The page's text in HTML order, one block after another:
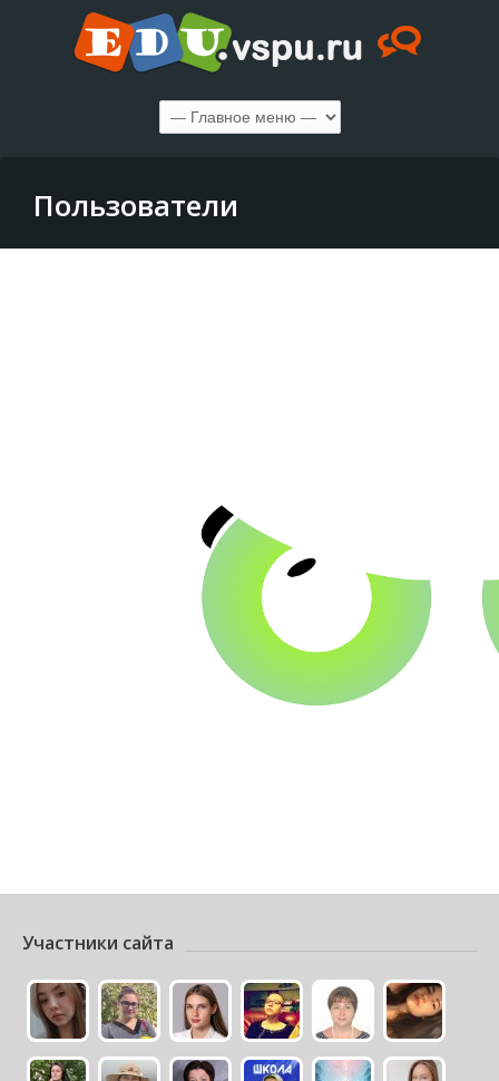
Пользователи
Участники сайта